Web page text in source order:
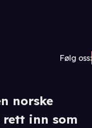
Følg oss:
norske
inn som